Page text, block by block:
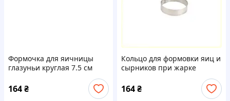
Формочка для яичницы
глазуньи круглая 7.5 см
164₴
Кольцо для формовки яиц и
сырников при жарке
164₴